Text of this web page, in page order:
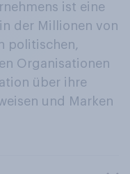
ist eine
der Millionen von
politischen,
Organisationen
über ihre
und Marken